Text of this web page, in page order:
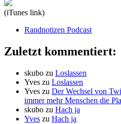
(iTunes link)
Randnotizen Podcast
Zuletzt kommentiert:
skubo zu Loslassen
Yves zu Loslassen
Yves zu Der Wechsel von
immer mehr Menschen die
skubo zu Hach ja
Yves zu Hach ja